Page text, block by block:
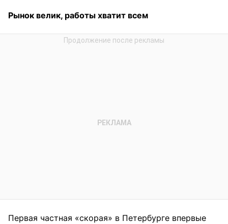
Рынок велик, работы хватит всем
Первая частная «скорая» в Петербурге впервые